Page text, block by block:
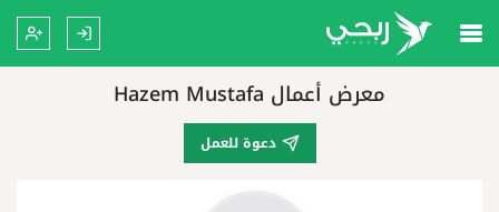
معرض أعمال Hazem Mustafa
دعوة للعمل